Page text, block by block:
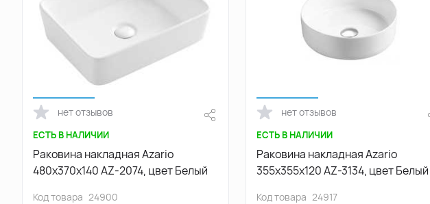
нет отзывов
ЕСТЬ В НАЛИЧИИ
Раковина накладная Azario
480х370х140 AZ-2074, цвет Белый
Код товара 24900
нет отзывов
ЕСТЬ В НАЛИЧИИ
Раковина накладная Azario
355х355х120 AZ-3134, цвет Белый
Код товара 24917